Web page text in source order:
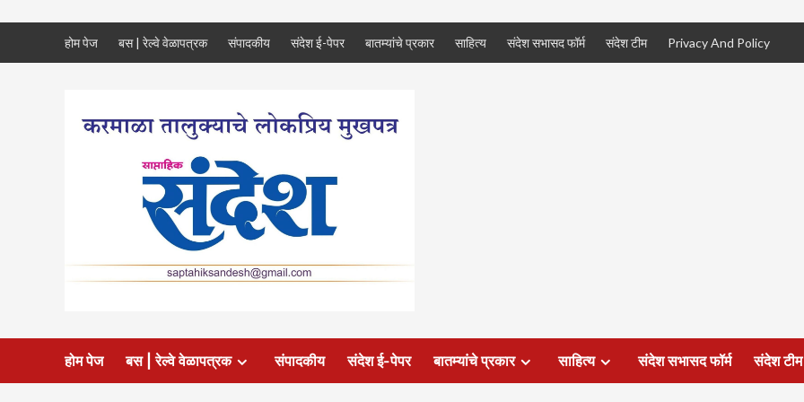
होम पेज बस | रेल्वे वेळापत्रक संपादकीय संदेश ई-पेपर बातम्यांचे प्रकार साहित्य संदेश सभासद फॉर्म संदेश टीम Privacy And Policy
होम पेज बस | रेल्वे वेळापत्रक संपादकीय संदेश ई-पेपर बातम्यांचे प्रकार साहित्य संदेश सभासद फॉर्म संदेश टीम